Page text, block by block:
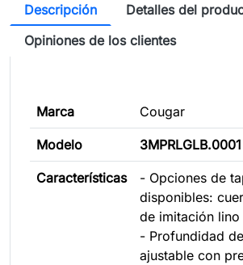
Descripción
Detalles del
Opiniones de los clientes
Marca Cougar
Modelo 3MPRLGLB.0001
Características
- Opciones de
disponibles:
de imitación lino
- Profundidad
ajustable con